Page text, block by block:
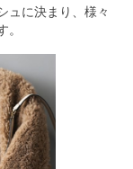
ュに決まり、様々
。